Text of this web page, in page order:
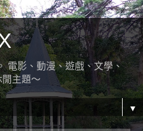
電影、動漫、遊戲、文學、
主題～
▼